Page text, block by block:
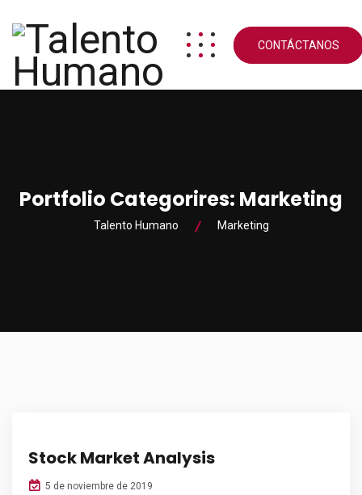
CONTÁCTANOS
Portfolio Categorires: Marketing
Talento Humano Marketing
Stock Market Analysis
5 de noviembre de 2019